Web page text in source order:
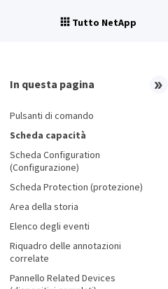
Tutto NetApp
In questa pagina
Pulsanti di comando
Scheda capacità
Scheda Configuration
(Configurazione)
Scheda Protection (protezione)
Area della storia
Elenco degli eventi
Riquadro delle annotazioni
correlate
Pannello Related Devices